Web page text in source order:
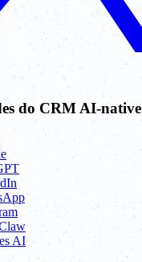
do CRM AI-native
AI